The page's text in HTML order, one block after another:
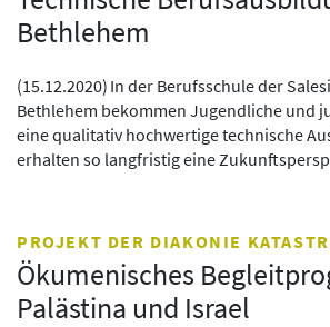
Bethlehem
(15.12.2020) In der Berufsschule der
Bethlehem bekommen Jugendliche und
eine qualitativ hochwertige technische
erhalten so langfristig eine
PROJEKT DER DIAKONIE
Ökumenisches
Palästina und Israel